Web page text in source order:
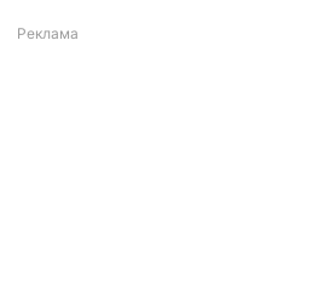
Реклама